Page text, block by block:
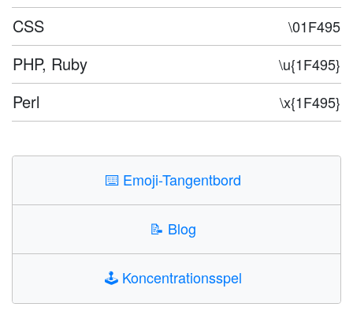
CSS \01F495
PHP, Ruby \u{1F495}
Perl \x{1F495}
⌨️ Emoji-Tangentbord
📝 Blog
🕹️ Koncentrationsspel